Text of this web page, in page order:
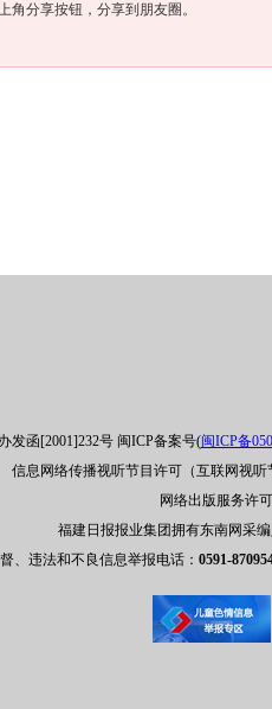
角分享按钮，分享到朋友圈。